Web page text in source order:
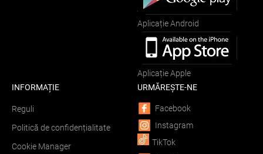
Aplicație Android
Aplicație Apple
INFORMAȚIE
Reguli
Politică de confidențialitate
Cookie Manager
URMĂREȘTE-NE
Facebook
Instagram
TikTok